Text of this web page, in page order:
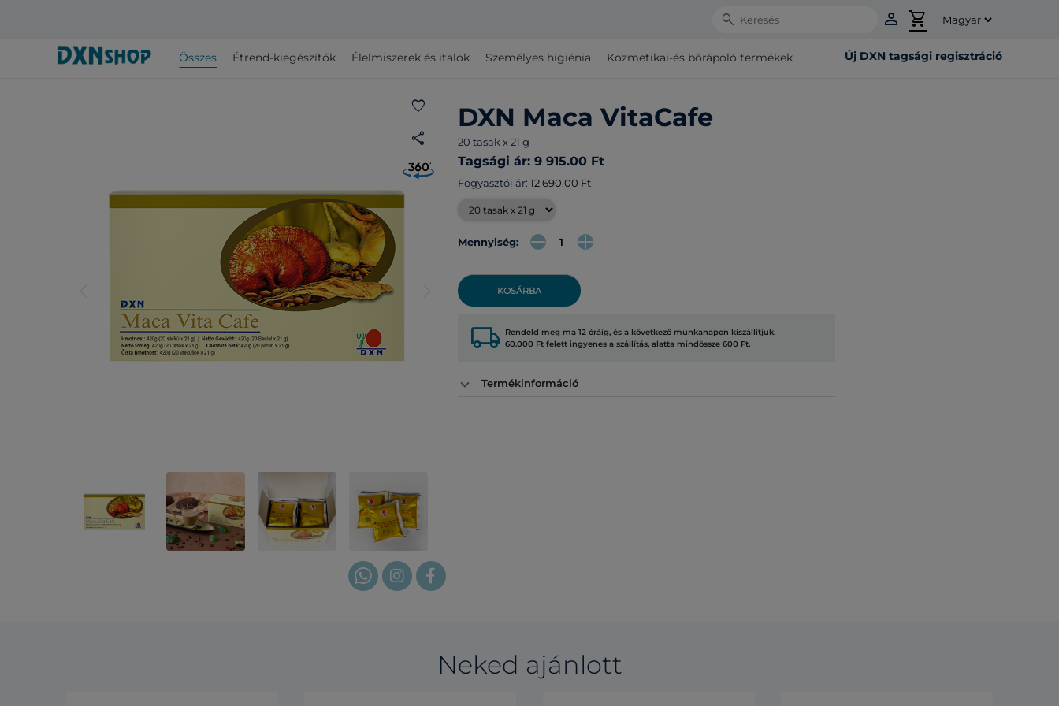
Search person shopping_cart
Összes Étrend-kiegészítők Élelmiszerek és italok Személyes higiénia Kozmetikai-és bőrápoló termékek Új DXN tagsági regisztráció
favorite
share
DXN Maca VitaCafe
20 tasak x 21 g
Tagsági ár: 9 915.00 Ft
Fogyasztói ár: 12 690.00 Ft
Mennyiség:
KOSÁRBA
local_shipping Rendeld meg ma 12 óráig, és a következő munkanapon kiszállítjuk.
60.000 Ft felett ingyenes a szállítás, alatta mindössze 600 Ft.
Termékinformáció
Neked ajánlott